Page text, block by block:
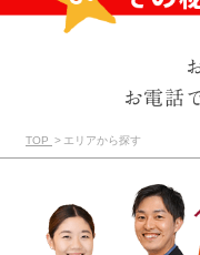
お電話
TOP エリアから探す